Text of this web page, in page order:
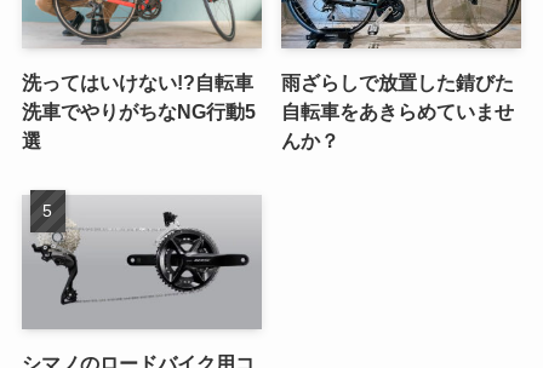
洗ってはいけない!?自転車
洗車でやりがちなNG行動5
選
雨ざらしで放置した錆びた
自転車をあきらめていませ
んか？
シマノのロードバイク用コ